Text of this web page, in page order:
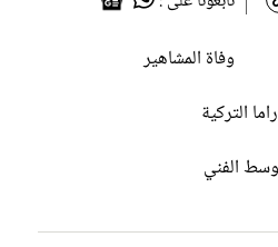
وفاة المشاهير
التركية
الفني